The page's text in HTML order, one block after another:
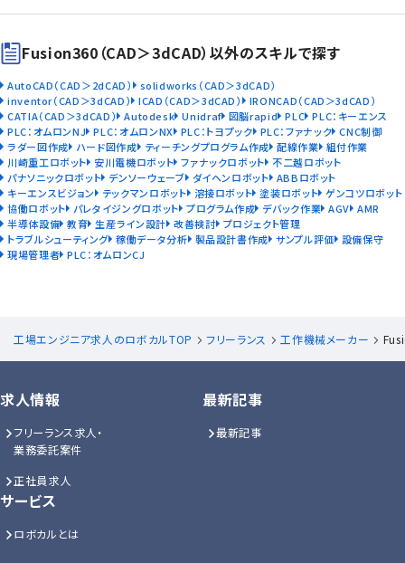
Fusion360（CAD＞3dCAD）以外のスキルで探す
AutoCAD（CAD＞2dCAD）
solidworks（CAD＞3dCAD）
inventor（CAD＞3dCAD） ICAD（CAD＞3dCAD）
IRONCAD（CAD＞3dCAD）
CATIA（CAD＞3dCAD） Autodesk Unidraf 図脳rapid PLC PLC：キーエンス
PLC：オムロンNJ PLC：オムロンNX PLC：トヨプック PLC：ファナック CNC制御
ラダー図作成
ハード図作成 ティーチングプログラム作成 配線作業 組付作業
川崎重工ロボット 安川電機ロボット ファナックロボット 不二越ロボット
パナソニックロボット デンソーウェーブ ダイヘンロボット ABBロボット
キーエンスビジョン
テックマンロボット 溶接ロボット 塗装ロボット ゲンコツロボット
協働ロボット
パレタイジングロボット プログラム作成 デバック作業 AGV AMR
半導体設備 教育 生産ライン設計 改善検討 プロジェクト管理
トラブルシューティング 稼働データ分析 製品設計書作成 サンプル評価 設備保守
現場管理者 PLC：オムロンCJ
工場エンジニア求人のロボカルTOP フリーランス 工作機械メーカー
求人情報
フリーランス求人・
業務委託案件
正社員求人
最新記事
最新記事
サービス
ロボカルとは